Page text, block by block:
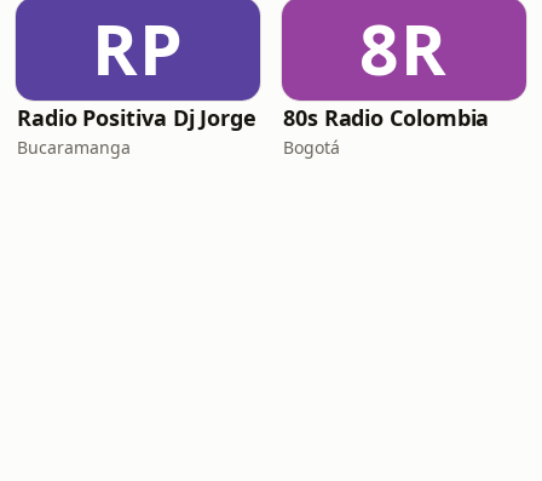
RP
Radio Positiva Dj Jorge
Bucaramanga
8R
80s Radio Colombia
Bogotá